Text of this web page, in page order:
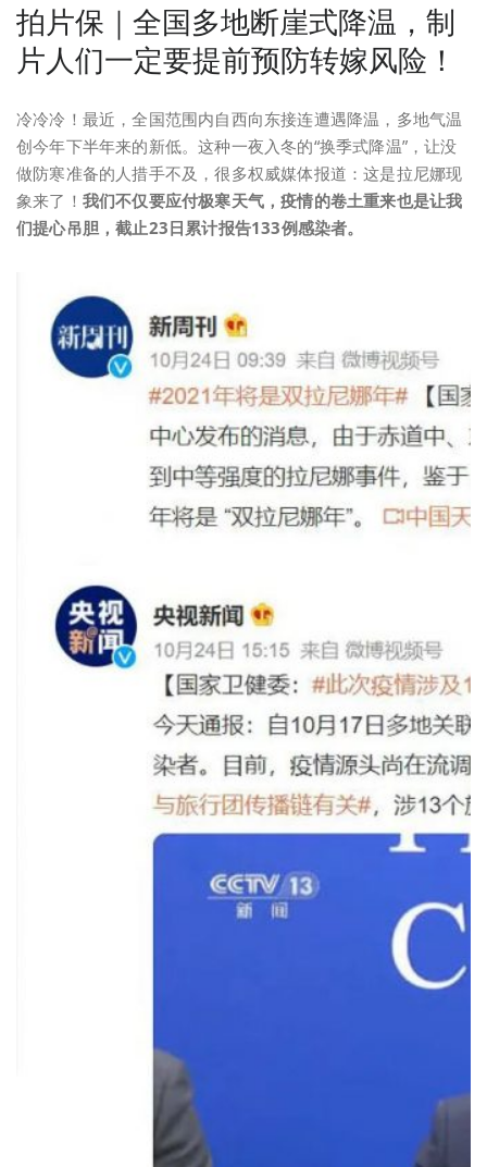
拍片保｜全国多地断崖式降温，制
片人们一定要提前预防转嫁风险！
冷冷冷！最近，全国范围内自西向东接连遭遇降温，多地气温
创今年下半年来的新低。这种一夜入冬的“换季式降温”，让没
做防寒准备的人措手不及，很多权威媒体报道：这是拉尼娜现
象来了！ 我们不仅要应付极寒天气，疫情的卷土重来也是让我
们提心吊胆，截止23日累计报告133例感染者。